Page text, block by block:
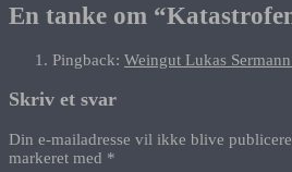
En tanke om “
Pingback: Weingut Lukas
Skriv et svar
Din e-mailadresse vil ikke blive
markeret med *